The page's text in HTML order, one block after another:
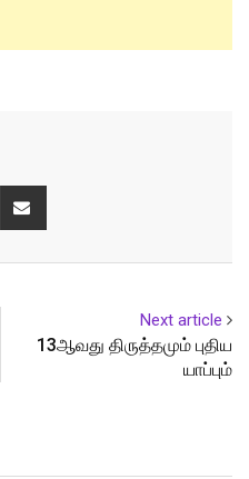
Whatsapp
Next article
13ஆவது திருத்தமும் புதிய
யாப்பும்